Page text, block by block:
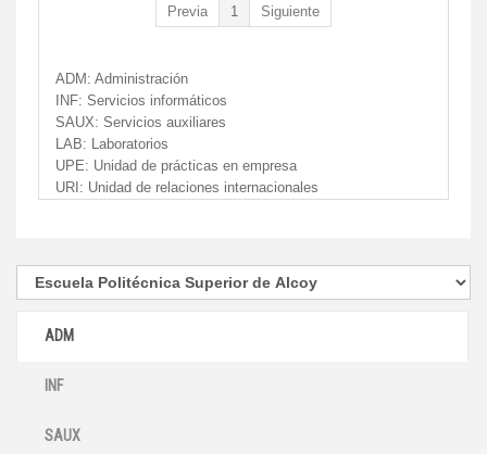
Previa 1 Siguiente
ADM: Administración
INF: Servicios informáticos
SAUX: Servicios auxiliares
LAB: Laboratorios
UPE: Unidad de prácticas en empresa
URI: Unidad de relaciones internacionales
ADM
INF
SAUX